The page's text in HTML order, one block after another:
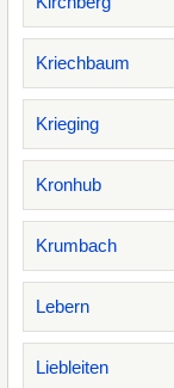
Kriechbaum
Krieging
Kronhub
Krumbach
Lebern
Liebleiten